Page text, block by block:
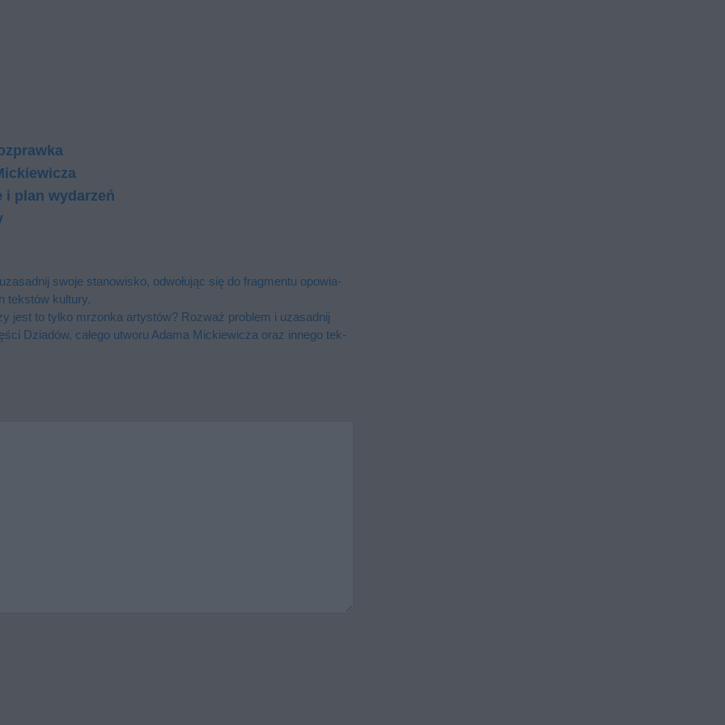
i plan wydarzeń
swo­je sta­no­wi­sko, od­wo­łu­jąc się do frag­men­tu opo­wia­
tek­stów kul­tu­ry.
jest to tyl­ko mrzon­ka ar­ty­stów? Roz­waż pro­blem i uza­sad­nij
Dziadów, całego utworu Adama Mickiewicza oraz in­ne­go tek­